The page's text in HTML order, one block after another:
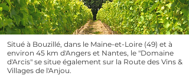
Situé à Bouzillé, dans le Maine-et-Loire (49) et à
environ 45 km d'Angers et Nantes, le "Domaine
d'Arcis" se situe également sur la Route des Vins &
Villages de l'Anjou.